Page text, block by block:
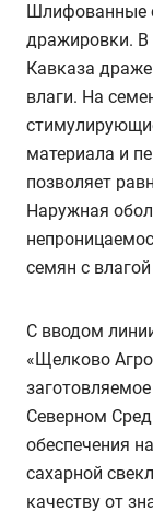
Шлифованные
дражировки. В
Кавказа
влаги. На
материала и
позволяет
Наружная
семян с
С вводом
«Щелково
Северном
обеспечения
сахарной
качеству от